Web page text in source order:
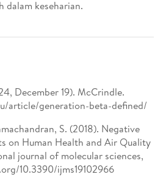
dalam keseharian.
December 19). McCrindle.
article/generation-beta-defined/
S. (2018). Negative
on Human Health and Air Quality
journal of molecular sciences,
10.3390/ijms19102966